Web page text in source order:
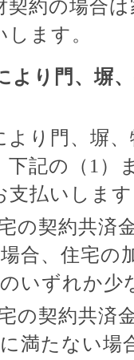
契約の場合
します。
より門、塀
より門、塀
下記の（1）
支払いしま
宅の契約共済
合、住宅の
いずれか少
宅の契約共済
満たない場